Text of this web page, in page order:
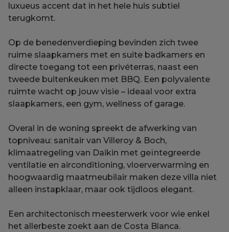
luxueus accent dat in het hele huis subtiel
terugkomt.
Op de benedenverdieping bevinden zich twee
ruime slaapkamers met en suite badkamers en
directe toegang tot een privéterras, naast een
tweede buitenkeuken met BBQ. Een polyvalente
ruimte wacht op jouw visie – ideaal voor extra
slaapkamers, een gym, wellness of garage.
Overal in de woning spreekt de afwerking van
topniveau: sanitair van Villeroy & Boch,
klimaatregeling van Daikin met geïntegreerde
ventilatie en airconditioning, vloerverwarming en
hoogwaardig maatmeubilair maken deze villa niet
alleen instapklaar, maar ook tijdloos elegant.
Een architectonisch meesterwerk voor wie enkel
het allerbeste zoekt aan de Costa Blanca.